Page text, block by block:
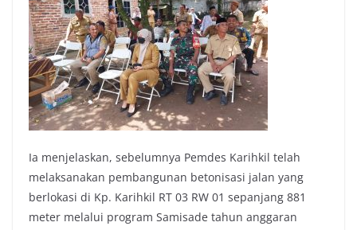
Ia menjelaskan, sebelumnya Pemdes Karihkil telah
melaksanakan pembangunan betonisasi jalan yang
berlokasi di Kp. Karihkil RT 03 RW 01 sepanjang 881
meter melalui program Samisade tahun anggaran